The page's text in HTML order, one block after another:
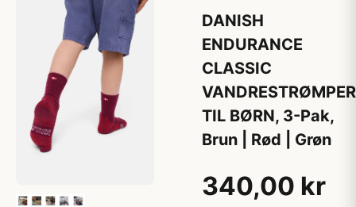
DANISH
ENDURANCE
CLASSIC
VANDRESTRØMPER
TIL BØRN, 3-Pak,
Brun | Rød | Grøn
340,00 kr